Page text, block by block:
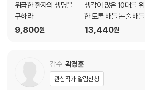
전기에 감전됐을 시 대처 방법
이가 빠졌을 시 대처 방법
눈에 순간접착제가 들어갔을 시 대처 방법
안전한 락스 사용 방법
발암 물질 곰팡이 대처 방법
불법 촬영 카메라를 찾는 방법
위급한 환자의 생명을
구하라
9,800원
생각이 많은 10대를 위
한 토론 배틀 논술 배틀
13,440원
감수 곽경훈
관심작가 알림신청